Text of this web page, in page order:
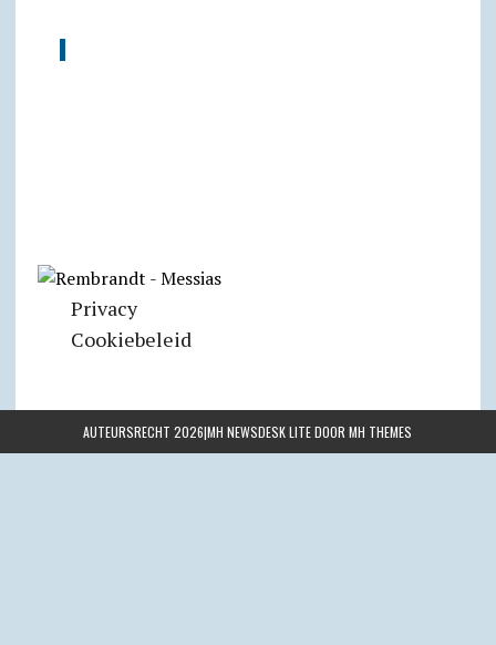
Privacy
Cookiebeleid
AUTEURSRECHT 2026|MH NEWSDESK LITE DOORMH THEMES